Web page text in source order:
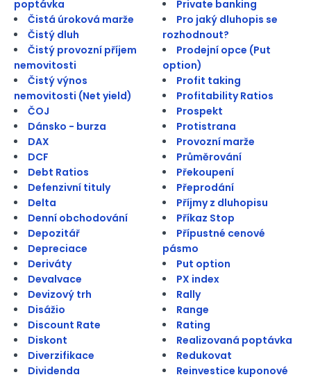
poptávka
Čistá úroková marže
Čistý dluh
Čistý provozní příjem
nemovitosti
Čistý výnos
nemovitosti (Net yield)
ČOJ
Dánsko - burza
DAX
DCF
Debt Ratios
Defenzivní tituly
Delta
Denní obchodování
Depozitář
Depreciace
Deriváty
Devalvace
Devizový trh
Disážio
Discount Rate
Diskont
Diverzifikace
Dividenda
Private banking
Pro jaký dluhopis se
rozhodnout?
Prodejní opce (Put
option)
Profit taking
Profitability Ratios
Prospekt
Protistrana
Provozní marže
Průměrování
Překoupení
Přeprodání
Příjmy z dluhopisu
Příkaz Stop
Přípustné cenové
pásmo
Put option
PX index
Rally
Range
Rating
Realizovaná poptávka
Redukovat
Reinvestice kuponové